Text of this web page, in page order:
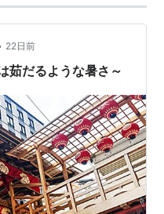
22日前
だるような暑さ～